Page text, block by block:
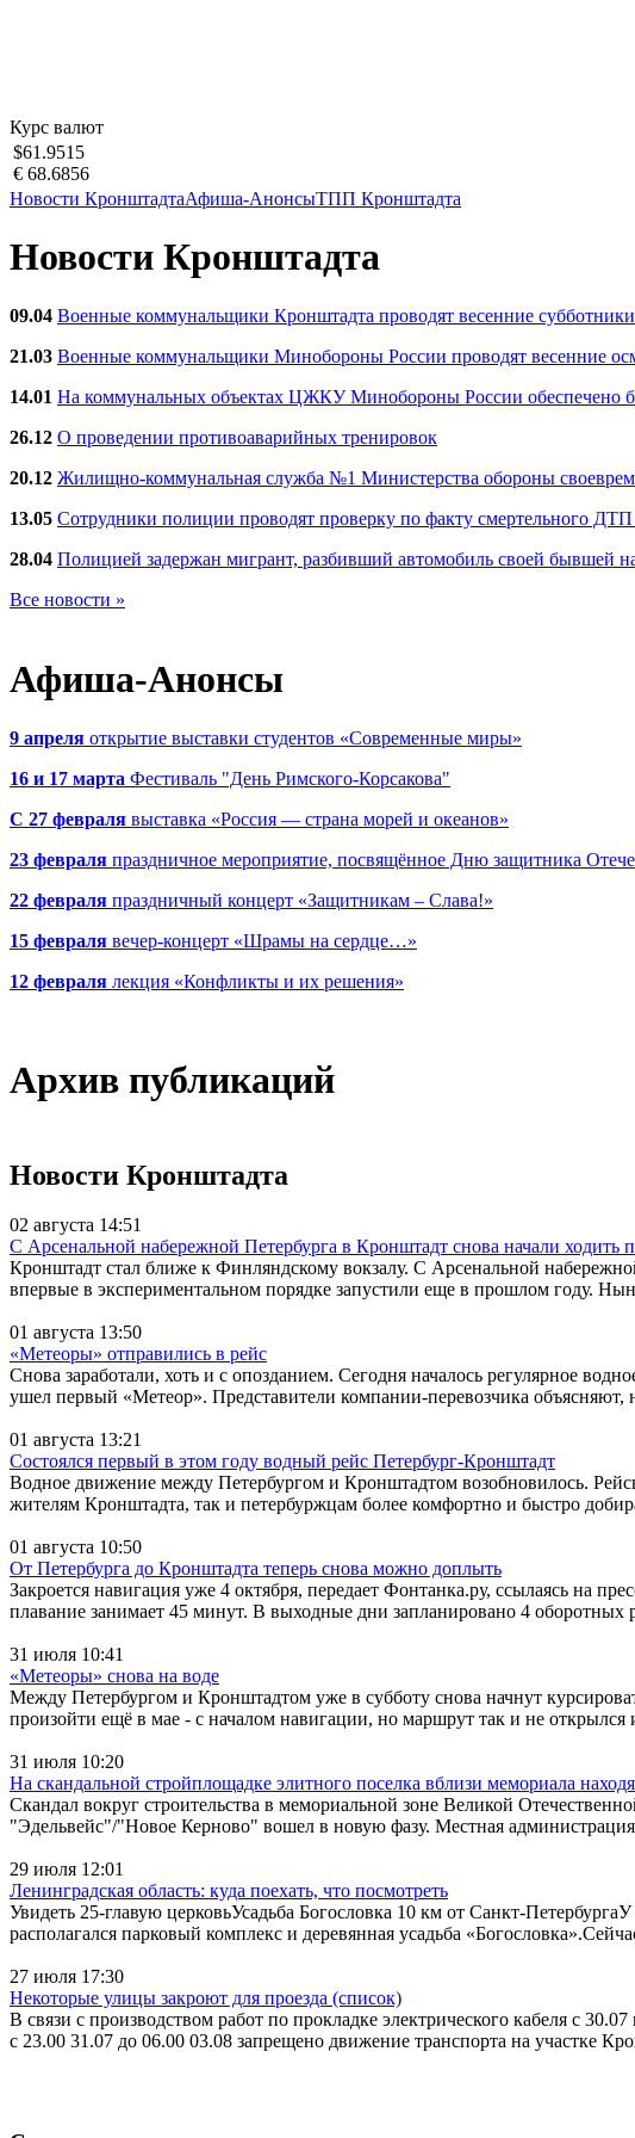
Курс валют
$61.9515
€ 68.6856
Новости КронштадтаАфиша-АнонсыТПП Кронштадта
Новости Кронштадта
09.04 Военные коммунальщики Кронштадта проводят весенние субботники
21.03 Военные коммунальщики Минобороны России проводят весенние
14.01 На коммунальных объектах ЦЖКУ Минобороны России обеспечено
26.12 О проведении противоаварийных тренировок
20.12 Жилищно-коммунальная служба №1 Министерства обороны
13.05 Сотрудники полиции проводят проверку по факту смертельного
28.04 Полицией задержан мигрант, разбивший автомобиль своей бывшей
Все новости »
Афиша-Анонсы
9 апреля открытие выставки студентов «Современные миры»
16 и 17 марта Фестиваль "День Римского-Корсакова"
С 27 февраля выставка «Россия — страна морей и океанов»
23 февраля праздничное мероприятие, посвящённое Дню защитника
22 февраля праздничный концерт «Защитникам – Слава!»
15 февраля вечер-концерт «Шрамы на сердце…»
12 февраля лекция «Конфликты и их решения»
Архив публикаций
Новости Кронштадта
02 августа 14:51
С Арсенальной набережной Петербурга в Кронштадт снова начали ходить
Кронштадт стал ближе к Финляндскому вокзалу. С Арсенальной
впервые в экспериментальном порядке запустили еще в прошлом году.
01 августа 13:50
«Метеоры» отправились в рейс
Снова заработали, хоть и с опозданием. Сегодня началось регулярное
ушел первый «Метеор». Представители компании-перевозчика
01 августа 13:21
Состоялся первый в этом году водный рейс Петербург-Кронштадт
Водное движение между Петербургом и Кронштадтом возобновилось.
жителям Кронштадта, так и петербуржцам более комфортно и быстро
01 августа 10:50
От Петербурга до Кронштадта теперь снова можно доплыть
Закроется навигация уже 4 октября, передает Фонтанка.ру, ссылаясь на
плавание занимает 45 минут. В выходные дни запланировано 4 оборотных
31 июля 10:41
«Метеоры» снова на воде
Между Петербургом и Кронштадтом уже в субботу снова начнут
произойти ещё в мае - с началом навигации, но маршрут так и не открылся
31 июля 10:20
На скандальной стройплощадке элитного поселка вблизи мемориала
Скандал вокруг строительства в мемориальной зоне Великой
"Эдельвейс"/"Новое Керново" вошел в новую фазу. Местная
29 июля 12:01
Ленинградская область: куда поехать, что посмотреть
Увидеть 25-главую церковьУсадьба Богословка 10 км от Санкт-
располагался парковый комплекс и деревянная усадьба
27 июля 17:30
Некоторые улицы закроют для проезда (список)
В связи с производством работ по прокладке электрического кабеля с
с 23.00 31.07 до 06.00 03.08 запрещено движение транспорта на участке